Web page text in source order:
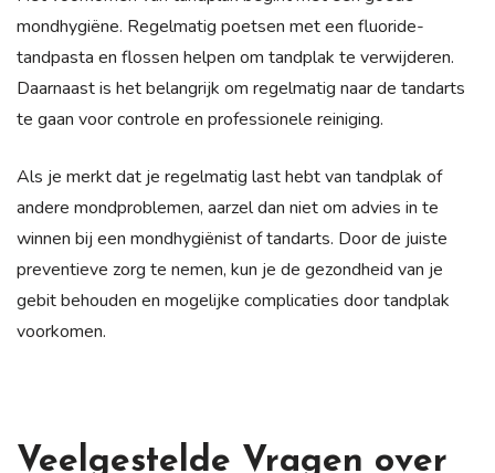
mondhygiëne. Regelmatig poetsen met een fluoride-
tandpasta en flossen helpen om tandplak te verwijderen.
Daarnaast is het belangrijk om regelmatig naar de tandarts
te gaan voor controle en professionele reiniging.
Als je merkt dat je regelmatig last hebt van tandplak of
andere mondproblemen, aarzel dan niet om advies in te
winnen bij een mondhygiënist of tandarts. Door de juiste
preventieve zorg te nemen, kun je de gezondheid van je
gebit behouden en mogelijke complicaties door tandplak
voorkomen.
Veelgestelde Vragen over